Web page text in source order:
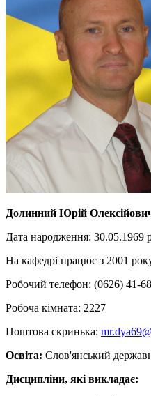
Долинний Юрій
Дата народження: 30.05.1969
На кафедрі працює з 2001
Робочий телефон: (0626) 41-
Робоча кімната: 2227
Поштова скринька:
Освіта: Слов'янський
Дисципліни, які викладає: